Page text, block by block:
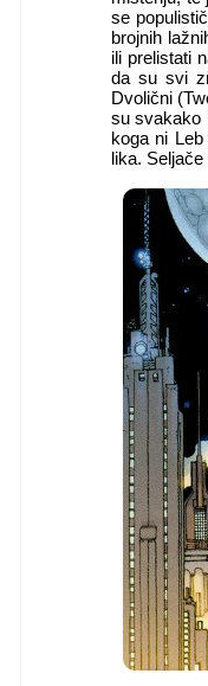
se
brojnih
ili prelistati
da su svi
Dvolični
su svakako
koga ni
lika.